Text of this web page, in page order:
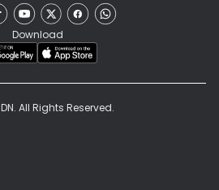
Download
All Rights Reserved.